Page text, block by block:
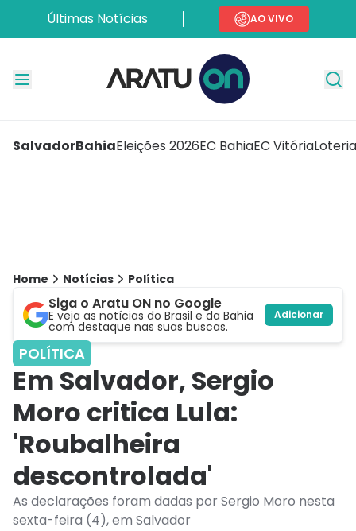
Últimas Notícias AO VIVO
SalvadorBahiaEleições 2026EC BahiaEC Vitória
Home Notícias Política
Siga o Aratu ON no Google
E veja as notícias do Brasil e da Bahia
com destaque nas suas buscas.
Adicionar
POLÍTICA
Em Salvador, Sergio
Moro critica Lula:
'Roubalheira
descontrolada'
As declarações foram dadas por Sergio Moro nesta
sexta-feira (4), em Salvador